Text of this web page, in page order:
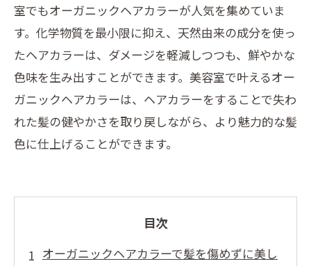
室でもオーガニックヘアカラーが人気を集めていま
す。化学物質を最小限に抑え、天然由来の成分を使っ
たヘアカラーは、ダメージを軽減しつつも、鮮やかな
色味を生み出すことができます。美容室で叶えるオー
ガニックヘアカラーは、ヘアカラーをすることで失わ
れた髪の健やかさを取り戻しながら、より魅力的な髪
色に仕上げることができます。
目次
オーガニックヘアカラーで髪を傷めずに美し